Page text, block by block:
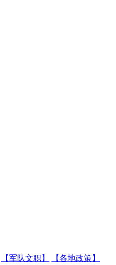
【军队文职】
【各地政策】